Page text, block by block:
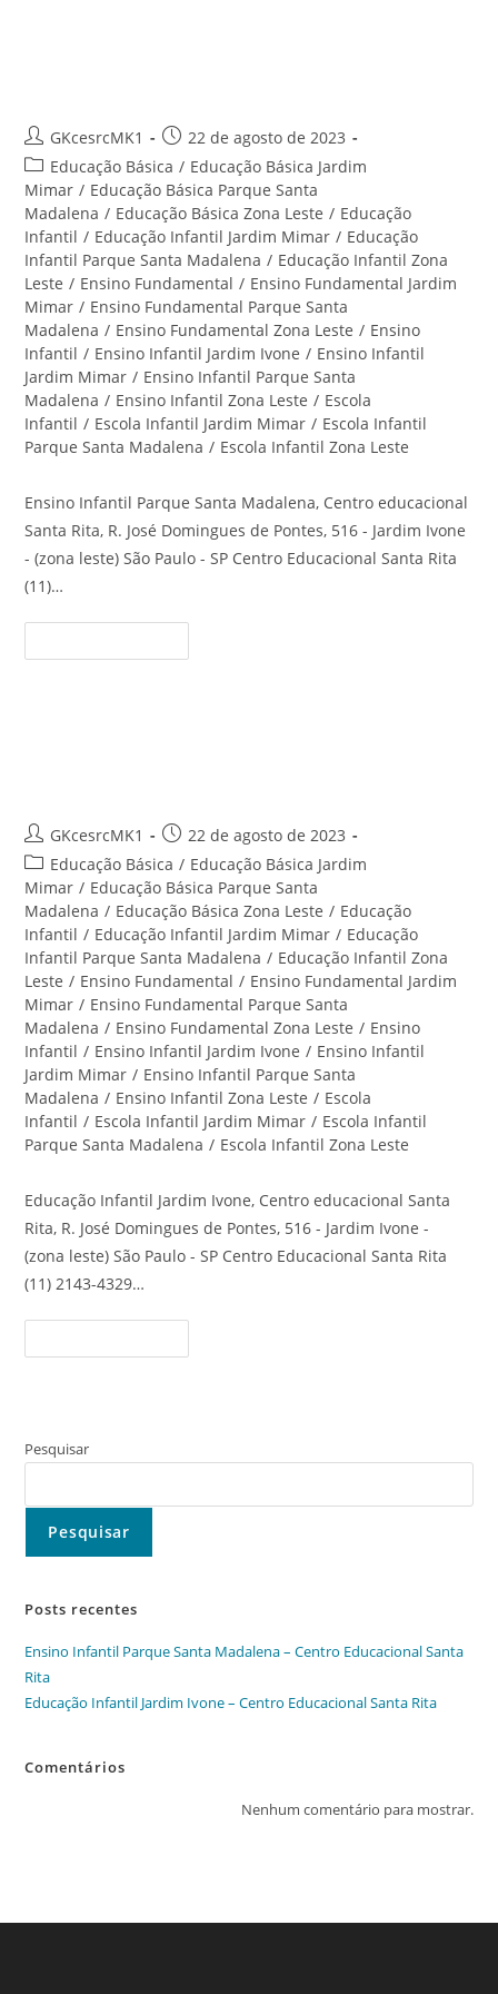
Autor
do
post:
GKcesrcMK1
Post
publicado:
22 de agosto de 2023
Categoria
do
post:
Educação Básica / Educação Básica Jardim
Mimar / Educação Básica Parque Santa
Madalena / Educação Básica Zona Leste / Educação
Infantil / Educação Infantil Jardim Mimar / Educação
Infantil Parque Santa Madalena / Educação Infantil Zona
Leste / Ensino Fundamental / Ensino Fundamental Jardim
Mimar / Ensino Fundamental Parque Santa
Madalena / Ensino Fundamental Zona Leste / Ensino
Infantil / Ensino Infantil Jardim Ivone / Ensino Infantil
Jardim Mimar / Ensino Infantil Parque Santa
Madalena / Ensino Infantil Zona Leste / Escola
Infantil / Escola Infantil Jardim Mimar / Escola Infantil
Parque Santa Madalena / Escola Infantil Zona Leste
Ensino Infantil Parque Santa Madalena, Centro educacional
Santa Rita, R. José Domingues de Pontes, 516 - Jardim Ivone
- (zona leste) São Paulo - SP Centro Educacional Santa Rita
(11)…
Infantil
Autor
do
post:
GKcesrcMK1
Post
publicado:
22 de agosto de 2023
Categoria
do
post:
Educação Básica / Educação Básica Jardim
Mimar / Educação Básica Parque Santa
Madalena / Educação Básica Zona Leste / Educação
Infantil / Educação Infantil Jardim Mimar / Educação
Infantil Parque Santa Madalena / Educação Infantil Zona
Leste / Ensino Fundamental / Ensino Fundamental Jardim
Mimar / Ensino Fundamental Parque Santa
Madalena / Ensino Fundamental Zona Leste / Ensino
Infantil / Ensino Infantil Jardim Ivone / Ensino Infantil
Jardim Mimar / Ensino Infantil Parque Santa
Madalena / Ensino Infantil Zona Leste / Escola
Infantil / Escola Infantil Jardim Mimar / Escola Infantil
Parque Santa Madalena / Escola Infantil Zona Leste
Educação Infantil Jardim Ivone, Centro educacional Santa
Rita, R. José Domingues de Pontes, 516 - Jardim Ivone -
(zona leste) São Paulo - SP Centro Educacional Santa Rita
(11) 2143-4329…
Infantil
Rita
Pesquisar
Pesquisar
Posts recentes
Ensino Infantil Parque Santa Madalena – Centro Educacional Santa
Rita
Educação Infantil Jardim Ivone – Centro Educacional Santa Rita
Comentários
Nenhum comentário para mostrar.